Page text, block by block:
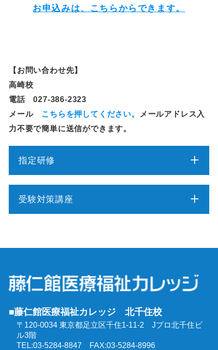
お申込みは、こちらからできます。
【お問い合わせ先】
高崎校
電話 027-386-2323
メール こちらを押してください。
メールアドレス入
力不要で簡単に送信ができます。
指定研修
介護予防運動指導員養成講座
行動援護従業者養成研修
強度行動障害支援者養成研修
同行援護従業者養成研修
受験対策講座
社会福祉士受験対策講座（通学コース）
精神保健福祉士受験対策講座（通学コース）
介護福祉士受験対策講座（オンラインコース）
■藤仁館医療福祉カレッジ 北千住校
〒120-0034 東京都足立区千住1-11-2 Jプロ北千住ビ
ル3階
TEL:03-5284-8847 FAX:03-5284-8996